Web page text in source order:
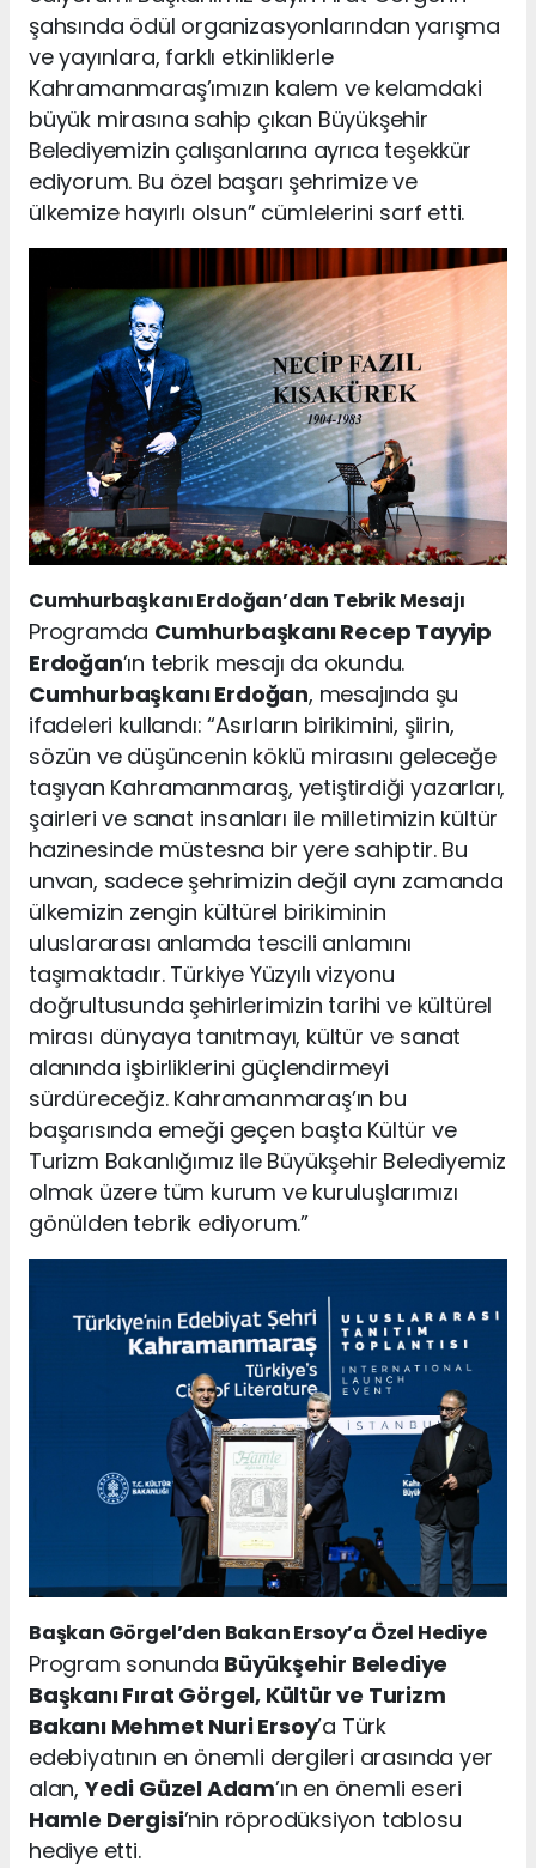
şahsında ödül organizasyonlarından yarışma
ve yayınlara, farklı etkinliklerle
Kahramanmaraş’ımızın kalem ve kelamdaki
büyük mirasına sahip çıkan Büyükşehir
Belediyemizin çalışanlarına ayrıca teşekkür
ediyorum. Bu özel başarı şehrimize ve
ülkemize hayırlı olsun” cümlelerini sarf etti.
Cumhurbaşkanı Erdoğan’dan Tebrik Mesajı
Programda Cumhurbaşkanı Recep Tayyip
Erdoğan’ın tebrik mesajı da okundu.
Cumhurbaşkanı Erdoğan, mesajında şu
ifadeleri kullandı: “Asırların birikimini, şiirin,
sözün ve düşüncenin köklü mirasını geleceğe
taşıyan Kahramanmaraş, yetiştirdiği yazarları,
şairleri ve sanat insanları ile milletimizin kültür
hazinesinde müstesna bir yere sahiptir. Bu
unvan, sadece şehrimizin değil aynı zamanda
ülkemizin zengin kültürel birikiminin
uluslararası anlamda tescili anlamını
taşımaktadır. Türkiye Yüzyılı vizyonu
doğrultusunda şehirlerimizin tarihi ve kültürel
mirası dünyaya tanıtmayı, kültür ve sanat
alanında işbirliklerini güçlendirmeyi
sürdüreceğiz. Kahramanmaraş’ın bu
başarısında emeği geçen başta Kültür ve
Turizm Bakanlığımız ile Büyükşehir Belediyemiz
olmak üzere tüm kurum ve kuruluşlarımızı
gönülden tebrik ediyorum.”
Başkan Görgel’den Bakan Ersoy’a Özel Hediye
Program sonunda Büyükşehir Belediye
Başkanı Fırat Görgel, Kültür ve Turizm
Bakanı Mehmet Nuri Ersoy’a Türk
edebiyatının en önemli dergileri arasında yer
alan,Yedi Güzel Adam’ın en önemli eseri
Hamle Dergisi’nin röprodüksiyon tablosu
hediye etti.